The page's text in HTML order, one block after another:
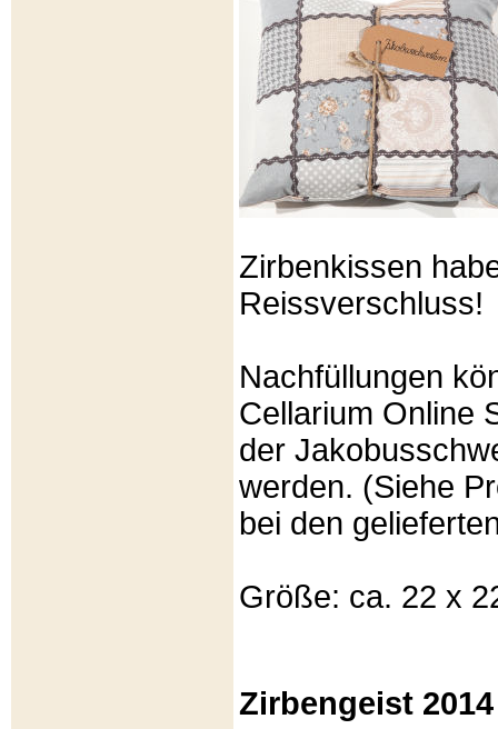
Zirbenkissen
Reissverschluss!
Nachfüllungen
Cellarium Online
der
werden. (Siehe
bei den
Größe: ca. 22 x
Zirbengeist 2014